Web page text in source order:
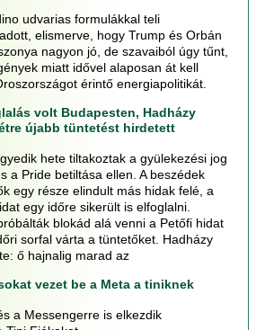
udvarias formulákkal teli
elismerve, hogy Trump és Orbán
nagyon jó, de szavaiból úgy tűnt,
miatt idővel alaposan át kell
érintő energiapolitikát.
volt Budapesten, Hadházy
újabb tüntetést hirdetett
hete tiltakoztak a gyülekezési jog
a Pride betiltása ellen. A beszédek
egy része elindult más hidak felé, a
egy időre sikerült is elfoglalni.
blokád alá venni a Petőfi hidat
sorfal várta a tüntetőket. Hadházy
ő hajnalig marad az
vezet be a Meta a tiniknek
a Messengerre is elkezdik